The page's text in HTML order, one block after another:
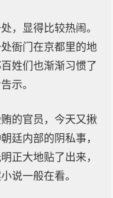
，显得比较热闹。
衙门在京都里的地
姓们也渐渐习惯了
示。
的官员，今天又揪
廷内部的阴私事，
正大地贴了出来，
说一般在看。